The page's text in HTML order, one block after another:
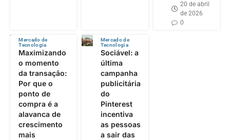
20 de abril
de 2026
0
Mercado de
Tecnologia
Maximizando
o momento
da transação:
Por que o
ponto de
compra é a
alavanca de
crescimento
mais
Mercado de
Tecnologia
Sociável: a
última
campanha
publicitária
do
Pinterest
incentiva
as pessoas
a sair das